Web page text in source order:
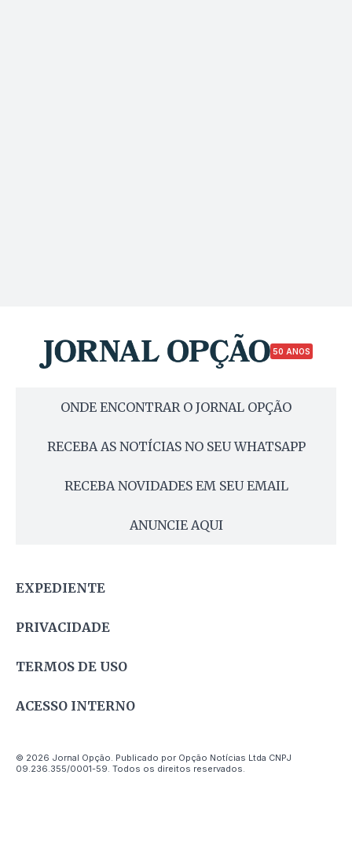
50 ANOS
ONDE ENCONTRAR O JORNAL OPÇÃO
RECEBA AS NOTÍCIAS NO SEU WHATSAPP
RECEBA NOVIDADES EM SEU EMAIL
ANUNCIE AQUI
EXPEDIENTE
PRIVACIDADE
TERMOS DE USO
ACESSO INTERNO
© 2026 Jornal Opção. Publicado por Opção Notícias Ltda CNPJ
09.236.355/0001-59. Todos os direitos reservados.